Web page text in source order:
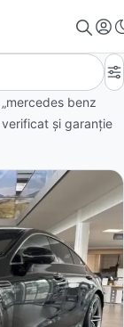
benz
și garanție